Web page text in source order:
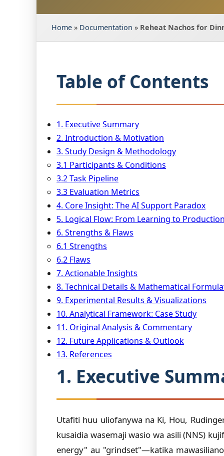
Home » Documentation » Reheat Nachos for
Table of Contents
1. Executive Summary
2. Introduction & Motivation
3. Study Design & Methodology
3.1 Participants & Conditions
3.2 Task Pipeline
3.3 Evaluation Metrics
4. Core Insight: The AI Support Paradox
5. Logical Flow: From Learning to
6. Strengths & Flaws
6.1 Strengths
6.2 Flaws
7. Actionable Insights
8. Technical Details & Mathematical
9. Experimental Results & Visualizations
10. Analytical Framework: Case Study
11. Original Analysis & Commentary
12. Future Applications & Outlook
13. References
1. Executive
Utafiti huu uliofanywa na Ki, Hou,
kusaidia wasemaji wasio wa asili (NNS)
energy" au "grindset"—katika